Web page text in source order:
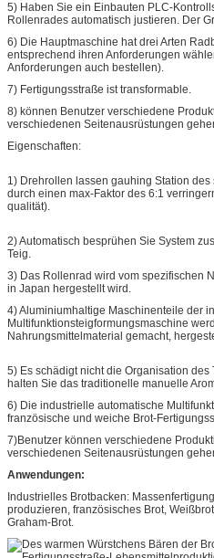
5) Haben Sie ein Einbauten PLC-
Rollenrades automatisch justieren. Der
6) Die Hauptmaschine hat drei Arten
entsprechend ihren Anforderungen
Anforderungen auch bestellen).
7) Fertigungsstraße ist transformable.
8) können Benutzer verschiedene
verschiedenen Seitenausrüstungen
Eigenschaften:
1) Drehrollen lassen gauhing Station
durch einen max-Faktor des 6:1
qualität).
2) Automatisch besprühen Sie System
Teig.
3) Das Rollenrad wird vom spezifischen
in Japan hergestellt wird.
4) Aluminiumhaltige Maschinenteile der
Multifunktionsteigformungsmaschine
Nahrungsmittelmaterial gemacht,
5) Es schädigt nicht die Organisation
halten Sie das traditionelle manuelle
6) Die industrielle automatische
französische und weiche Brot-
7)Benutzer können verschiedene
verschiedenen Seitenausrüstungen
Anwendungen:
Industrielles Brotbacken:
produzieren, französisches Brot,
Graham-Brot.